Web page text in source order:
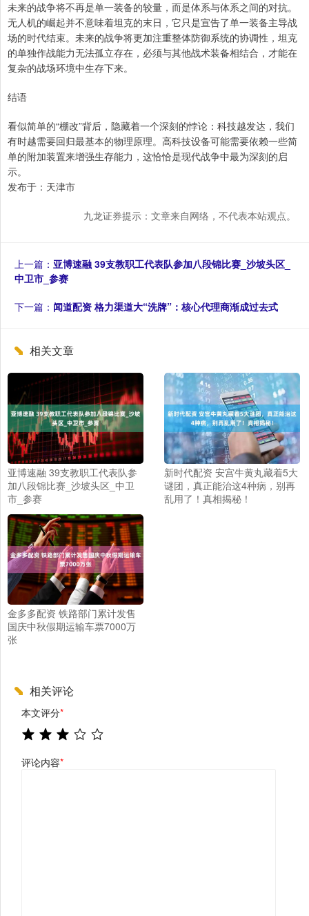
未来的战争将不再是单一装备的较量，而是体系与体系之间的对抗。
无人机的崛起并不意味着坦克的末日，它只是宣告了单一装备主导战
场的时代结束。未来的战争将更加注重整体防御系统的协调性，坦克
的单独作战能力无法孤立存在，必须与其他战术装备相结合，才能在
复杂的战场环境中生存下来。
结语
看似简单的“棚改”背后，隐藏着一个深刻的悖论：科技越发达，我们
有时越需要回归最基本的物理原理。高科技设备可能需要依赖一些简
单的附加装置来增强生存能力，这恰恰是现代战争中最为深刻的启
示。
发布于：天津市
九龙证券提示：文章来自网络，不代表本站观点。
上一篇： 亚博速融 39支教职工代表队参加八段锦比赛_沙坡头区_
中卫市_参赛
下一篇： 闻道配资 格力渠道大“洗牌”：核心代理商渐成过去式
相关文章
亚博速融 39支教职工代表队参
加八段锦比赛_沙坡头区_中卫
市_参赛
新时代配资 安宫牛黄丸藏着5大
谜团，真正能治这4种病，别再
乱用了！真相揭秘！
金多多配资 铁路部门累计发售
国庆中秋假期运输车票7000万
张
相关评论
本文评分*
评论内容*